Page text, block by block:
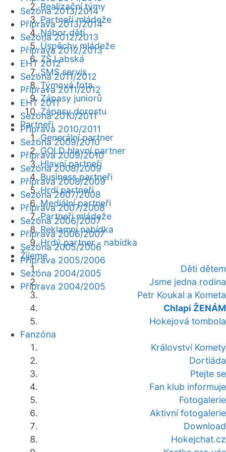
Realizační týmy
Partneři mládeže
Nábor dětí
Úspěchy mládeže
ZŠ Labská
SMS servis
Týmová fota
Zápasy juniorů
Zápasy dorostu
Partneři
Generální partner
GOLD hlavní partner
Hlavní partneři
Business partneři
Hrdí partneři
Mediální partneři
Partneři mládeže
Reklamní nabídka
Hrdý partner - nabídka
Žijeme
Děti dětem
Jsme jedna rodina
Petr Koukal a Kometa
Chlapi ŽENÁM
Hokejová tombola
Fanzóna
Království Komety
Dortiáda
Ptejte se
Fan klub informuje
Fotogalerie
Aktivní fotogalerie
Download
Hokejchat.cz
Sezóna 2013/2014
Příprava 2013/2014
Sezóna 2012/2013
Příprava 2012/2013
EHT 2012
Sezóna 2011/2012
Příprava 2011/2012
EHT 2011
Sezóna 2010/2011
Příprava 2010/2011
Sezóna 2009/2010
Příprava 2009/2010
Sezóna 2008/2009
Příprava 2008/2009
Sezóna 2007/2008
Příprava 2007/2008
Sezóna 2006/2007
Příprava 2006/2007
Sezóna 2005/2006
Příprava 2005/2006
Sezóna 2004/2005
Příprava 2004/2005